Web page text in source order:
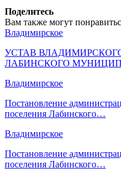
Поделитесь
Вам также могут
Владимирское
УСТАВ
ЛАБИНСКОГО
Владимирское
Постановление
поселения Лабинского…
Владимирское
Постановление
поселения Лабинского…